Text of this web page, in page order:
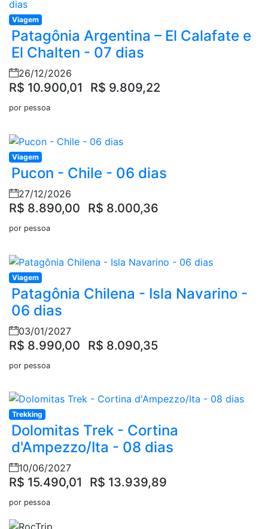
Viagem
Patagônia Argentina – El Calafate e
El Chalten - 07 dias
26/12/2026
R$ 10.900,01 R$ 9.809,22
por pessoa
Viagem
Pucon - Chile - 06 dias
27/12/2026
R$ 8.890,00 R$ 8.000,36
por pessoa
Viagem
Patagônia Chilena - Isla Navarino -
06 dias
03/01/2027
R$ 8.990,00 R$ 8.090,35
por pessoa
Trekking
Dolomitas Trek - Cortina
d'Ampezzo/Ita - 08 dias
10/06/2027
R$ 15.490,01 R$ 13.939,89
por pessoa